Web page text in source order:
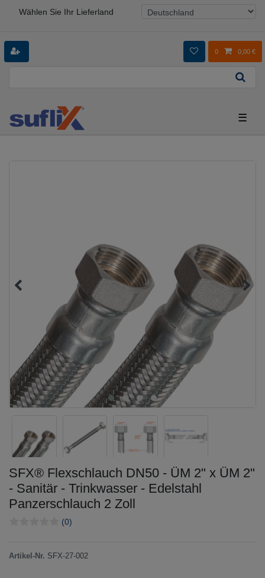
Wählen Sie Ihr Lieferland
0 0,00 €
☰
SFX® Flexschlauch DN50 - ÜM 2" x ÜM 2"
- Sanitär - Trinkwasser - Edelstahl
Panzerschlauch 2 Zoll
(0)
Artikel-Nr. SFX-27-002